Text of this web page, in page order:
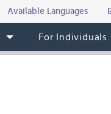
Available Languages
For Individuals